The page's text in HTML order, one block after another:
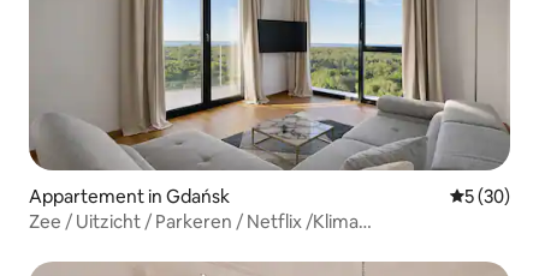
Appartement in Gdańsk
5 (30)
Zee / Uitzicht / Parkeren / Netflix /Klima